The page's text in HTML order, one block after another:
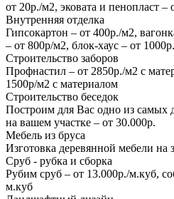
от 20р./м2, эковата и пенопласт –
Внутренняя отделка
Гипсокартон – от 400р./м2,
– от 800р/м2, блок-хаус – от
Строительство заборов
Профнастил – от 2850р./м2 с
1500р/м2 с материалом
Строительство беседок
Построим для Вас одно из
на вашем участке – от 30.000р.
Мебель из бруса
Изготовка деревянной мебели на
Сруб - рубка и сборка
Рубим сруб – от 13.000р./м.куб,
м.куб